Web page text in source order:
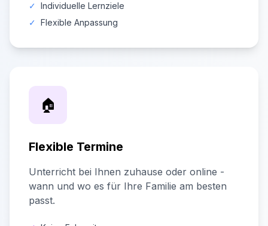
✓ Individuelle Lernziele
✓ Flexible Anpassung
🏠
Flexible Termine
Unterricht bei Ihnen zuhause oder online -
wann und wo es für Ihre Familie am besten
passt.